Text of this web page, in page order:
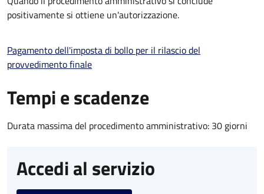
positivamente si ottiene un'autorizzazione.
Pagamento dell'imposta di bollo per il rilascio del
provvedimento finale
Tempi e scadenze
Durata massima del procedimento amministrativo: 30 giorni
Accedi al servizio